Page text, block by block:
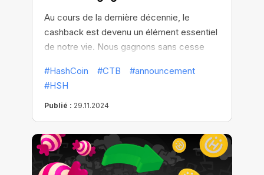
Au cours de la dernière décennie, le
cashback est devenu un élément essentiel
de notre vie. Nous gagnons sans cesse
débloquer ou à utiliser pour acheter un
nombre limité d'articles...
#HashCoin #CTB
#announcement
#HSH
Publié : 29.11.2024